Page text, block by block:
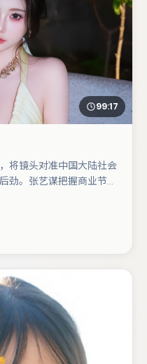
99:17
将镜头对准中国大陆社会
劲。张艺谋把握商业节奏
角色动机前后呼应，适合
爱强类型与清晰主线，这